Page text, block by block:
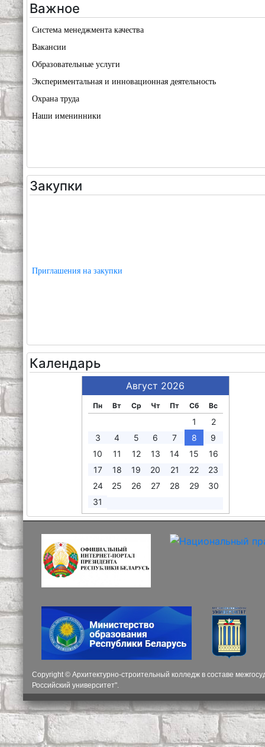
Важное
Система менеджмента качества
Вакансии
Образовательные услуги
Экспериментальная и инновационная деятельность
Охрана труда
Наши именинники
Закупки
Приглашения на закупки
Календарь
Август 2026
Пн Вт Ср Чт Пт Сб Вс
1
2
3
4 5 6 7 8
9
10
11 12 13 14 15
16
17
18 19 20 21 22
23
24
25 26 27 28 29
30
31
Copyright © Архитектурно-строительный колледж в составе
Российский университет".